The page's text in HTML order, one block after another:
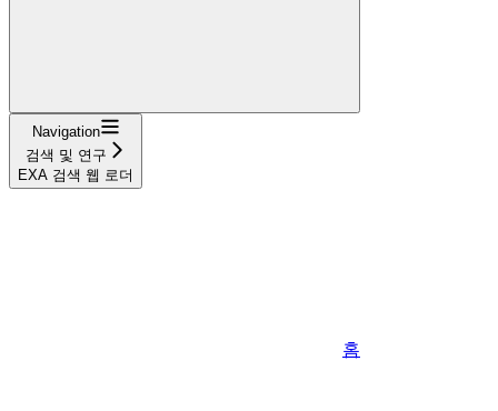
Navigation
검색 및 연구
EXA 검색 웹 로더
홈